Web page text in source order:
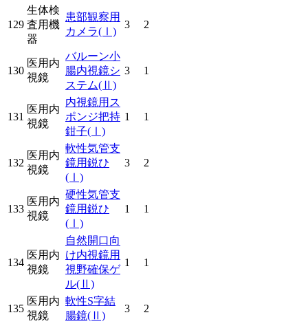
129
生体検
査用機
器
患部観察用
カメラ(Ⅰ)
3 2
130
医用内
視鏡
バルーン小
腸内視鏡シ
ステム(Ⅱ)
3 1
131
医用内
視鏡
内視鏡用ス
ポンジ把持
鉗子(Ⅰ)
1 1
132
医用内
視鏡
軟性気管支
鏡用鋭ひ
(Ⅰ)
3 2
133
医用内
視鏡
硬性気管支
鏡用鋭ひ
(Ⅰ)
1 1
134
医用内
視鏡
自然開口向
け内視鏡用
視野確保ゲ
ル(Ⅱ)
1 1
135
医用内
視鏡
軟性S字結
腸鏡(Ⅱ)
3 2